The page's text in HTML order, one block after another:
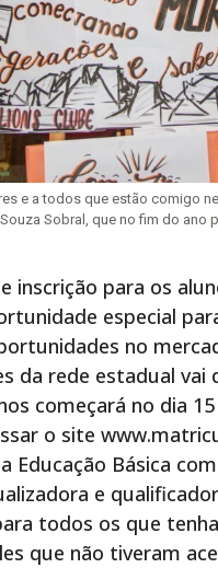
e a todos que estão comigo
Sobral, que no fim do ano
inscrição para os
especial
no
da rede estadual vai
começará no dia
o site
Educação Básica
e
todos os que
que não tiveram